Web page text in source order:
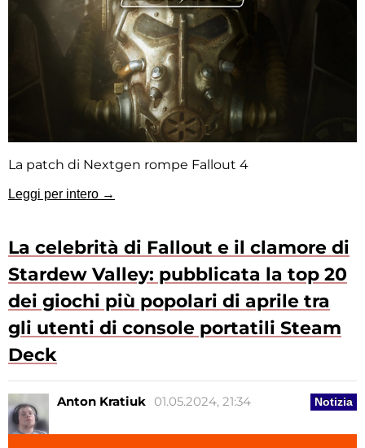
La patch di Nextgen rompe Fallout 4
Leggi per intero →
La celebrità di Fallout e il clamore di
Stardew Valley: pubblicata la top 20
dei giochi più popolari di aprile tra
gli utenti di console portatili Steam
Deck
Notizia
Anton Kratiuk 01.05.2024, 21:34